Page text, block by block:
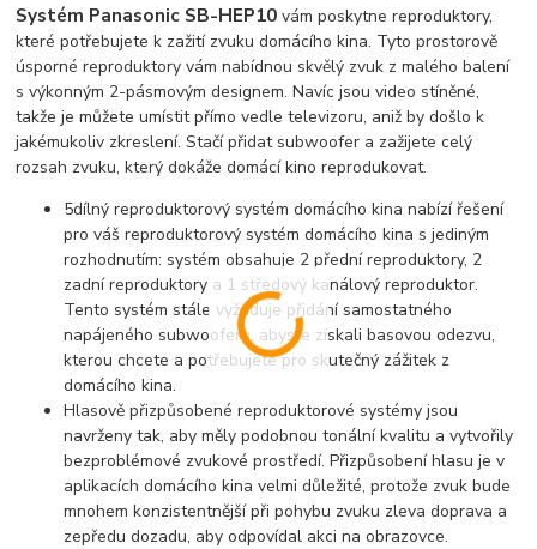
Systém Panasonic SB-HEP10vám poskytne reproduktory,
které potřebujete k zažití zvuku domácího kina. Tyto prostorově
úsporné reproduktory vám nabídnou skvělý zvuk z malého balení
s výkonným 2-pásmovým designem. Navíc jsou video stíněné,
takže je můžete umístit přímo vedle televizoru, aniž by došlo k
jakémukoliv zkreslení. Stačí přidat subwoofer a zažijete celý
rozsah zvuku, který dokáže domácí kino reprodukovat.
5dílný reproduktorový systém domácího kina nabízí řešení
pro váš reproduktorový systém domácího kina s jediným
rozhodnutím: systém obsahuje 2 přední reproduktory, 2
zadní reproduktory a 1 středový kanálový reproduktor.
Tento systém stále vyžaduje přidání samostatného
napájeného subwooferu, abyste získali basovou odezvu,
kterou chcete a potřebujete pro skutečný zážitek z
domácího kina.
Hlasově přizpůsobené reproduktorové systémy jsou
navrženy tak, aby měly podobnou tonální kvalitu a vytvořily
bezproblémové zvukové prostředí. Přizpůsobení hlasu je v
aplikacích domácího kina velmi důležité, protože zvuk bude
mnohem konzistentnější při pohybu zvuku zleva doprava a
zepředu dozadu, aby odpovídal akci na obrazovce.